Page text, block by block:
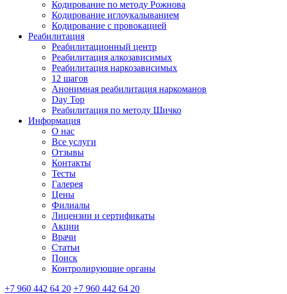
Кодирование по методу Рожнова
Кодирование иглоукалыванием
Кодирование с провокацией
Реабилитация
Реабилитационный центр
Реабилитация алкозависимых
Реабилитация наркозависимых
12 шагов
Анонимная реабилитация наркоманов
Day Top
Реабилитация по методу Шичко
Информация
О нас
Все услуги
Отзывы
Контакты
Тесты
Галерея
Цены
Филиалы
Лицензии и сертификаты
Акции
Врачи
Статьи
Поиск
Контролирующие органы
+7 960 442 64 20 +7 960 442 64 20